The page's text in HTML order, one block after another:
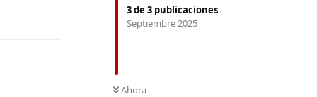
3de 3 publicaciones
Septiembre 2025
Ahora